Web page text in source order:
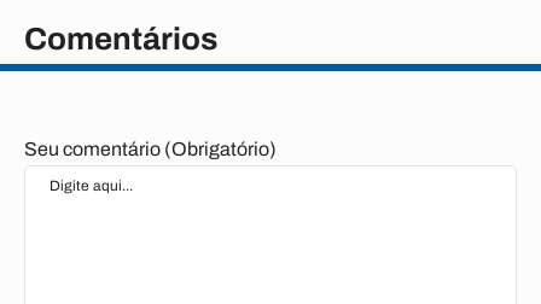
Comentários
Seu comentário (Obrigatório)